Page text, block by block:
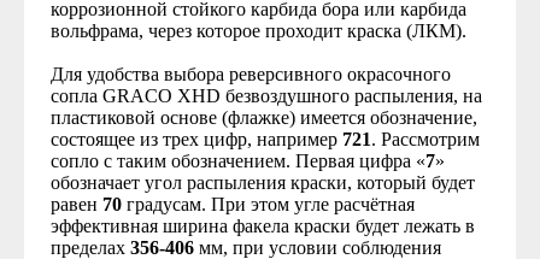
коррозионной стойкого карбида бора или карбида
вольфрама, через которое проходит краска (ЛКМ).
Для удобства выбора реверсивного окрасочного
сопла GRACO XHD безвоздушного распыления, на
пластиковой основе (флажке) имеется обозначение,
состоящее из трех цифр, например 721. Рассмотрим
сопло с таким обозначением. Первая цифра «7»
обозначает угол распыления краски, который будет
равен 70 градусам. При этом угле расчётная
эффективная ширина факела краски будет лежать в
пределах 356-406 мм, при условии соблюдения